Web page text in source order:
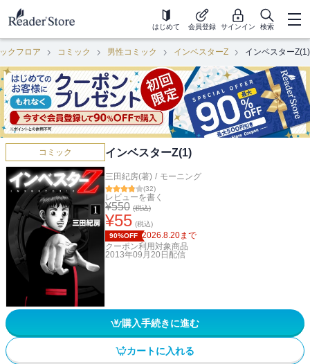
はじめて 会員登録 サインイン 検索
クフロア コミック 男性コミック インベスターZ インベスターZ(1)
コミック インベスターZ(1)
三田紀房(著) / モーニング
(32)
レビューを書く
¥550 (税込)
¥55 (税込)
90%OFF 2026.8.20まで
クーポン利用対象商品
2013年09月20日 配信
購入手続きに進む
カートに入れる